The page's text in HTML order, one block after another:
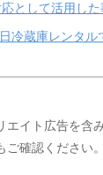
として活用した
冷蔵庫レンタル
イト広告を含
確認ください。